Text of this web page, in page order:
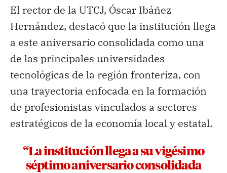
El rector de la UTCJ, Óscar Ibáñez
Hernández, destacó que la institución llega
a este aniversario consolidada como una
de las principales universidades
tecnológicas de la región fronteriza, con
una trayectoria enfocada en la formación
de profesionistas vinculados a sectores
estratégicos de la economía local y estatal.
“La institución llega a su vigésimo
séptimo aniversario consolidada